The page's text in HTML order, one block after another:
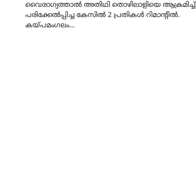
വൈരാഗ്യത്താൽ അതിഥി തൊഴിലാളിയെ ആക്രമിച്ച്
പരിക്കേൽപ്പിച്ച കേസിൽ 2 പ്രതികൾ റിമാന്റിൽ.
കയ്പമംഗലം…